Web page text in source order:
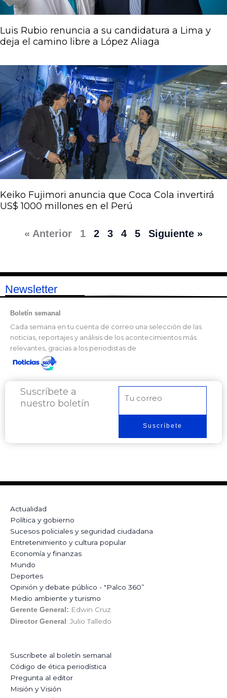
Luis Rubio renuncia a su candidatura a Lima y
deja el camino libre a López Aliaga
Keiko Fujimori anuncia que Coca Cola invertirá
US$ 1000 millones en el Perú
« Anterior 1 2 3 4 5 Siguiente »
Newsletter
Boletín semanal
Cada semana en tu cuenta de correo una selección de las
noticias, reportajes y análisis de los acontecimientos más
relevantes, gracias a los periodistas de
Suscríbete a
nuestro boletín
electrónico
Suscríbete
Actualidad
Política y gobierno
Sucesos policiales y seguridad ciudadana
Entretenimiento y cultura popular
Economía y finanzas
Mundo
Deportes
Opinión y debate público - "Palco 360”
Medio ambiente y turismo
Gerente General: Edwin Cruz
Director General : Julio Talledo
Suscríbete al boletín semanal
Código de ética periodística
Pregunta al editor
Misión y Visión